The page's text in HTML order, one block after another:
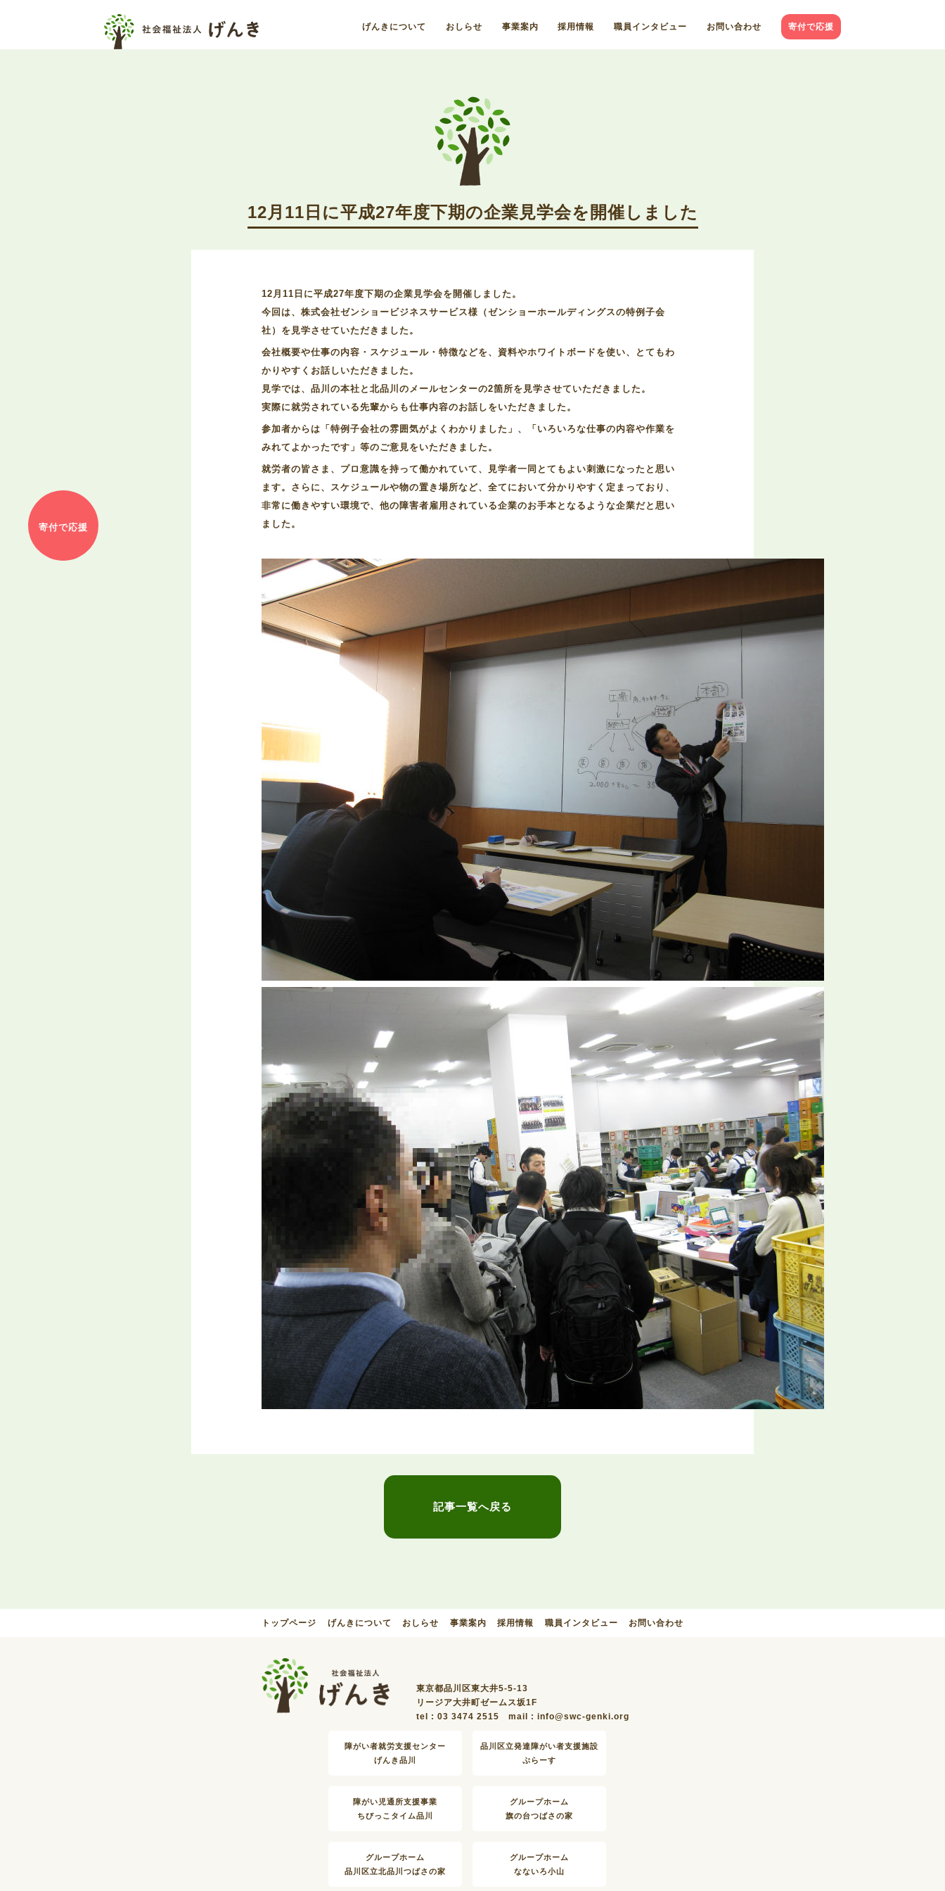
げんきについて おしらせ 事業案内 採用情報 職員インタビュー お問い合わせ 寄付で応援
12月11日に平成27年度下期の企業見学会を開催しました
12月11日に平成27年度下期の企業見学会を開催しました。
今回は、株式会社ゼンショービジネスサービス様（ゼンショーホールディングスの特例子会
社）を見学させていただきました。
会社概要や仕事の内容・スケジュール・特徴などを、資料やホワイトボードを使い、とてもわ
かりやすくお話しいただきました。
見学では、品川の本社と北品川のメールセンターの2箇所を見学させていただきました。
実際に就労されている先輩からも仕事内容のお話しをいただきました。
参加者からは「特例子会社の雰囲気がよくわかりました」、「いろいろな仕事の内容や作業を
みれてよかったです」等のご意見をいただきました。
就労者の皆さま、プロ意識を持って働かれていて、見学者一同とてもよい刺激になったと思い
ます。さらに、スケジュールや物の置き場所など、全てにおいて分かりやすく定まっており、
非常に働きやすい環境で、他の障害者雇用されている企業のお手本となるような企業だと思い
ました。
記事一覧へ戻る
トップページ げんきについて おしらせ 事業案内 採用情報 職員インタビュー お問い合わせ
東京都品川区東大井5-5-13
リージア大井町ゼームス坂1F
tel : 03 3474 2515 mail : info@swc-genki.org
障がい者就労支援センター
げんき品川
品川区立発達障がい者支援施設
ぷらーす
障がい児通所支援事業
ちびっこタイム品川
グループホーム
旗の台つばさの家
グループホーム
品川区立北品川つばさの家
グループホーム
なないろ小山
寄付で応援